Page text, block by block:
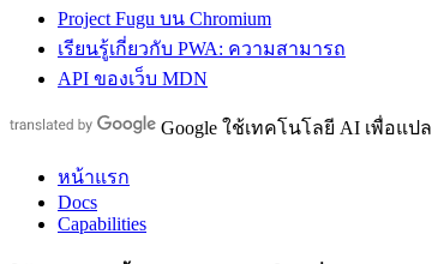
Project Fugu บน Chromium
เรียนรู้เกี่ยวกับ PWA: ความสามารถ
API ของเว็บ MDN
Google ใช้เทคโนโลยี AI เพื่อแ
หน้าแรก
Docs
Capabilities